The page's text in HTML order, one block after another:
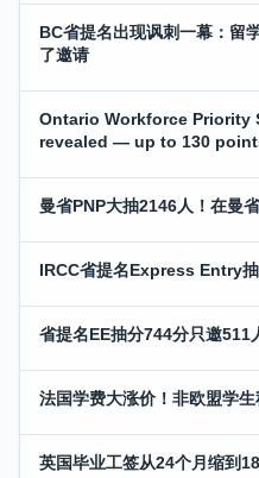
BC省提名出现讽刺一幕：留
了邀请
Ontario Workforce Priority
revealed — up to 130
曼省PNP大抽2146人！在曼
IRCC省提名Express Entry
省提名EE抽分744分只邀511
法国学费大涨价！非欧盟学
英国毕业工签从24个月缩到